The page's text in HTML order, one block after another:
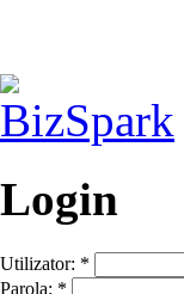
Login
Utilizator: *
Parola: *